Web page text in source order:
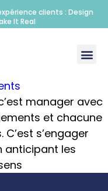
clients : Design
It Real
manager avec
et chacune
s’engager
anticipant les